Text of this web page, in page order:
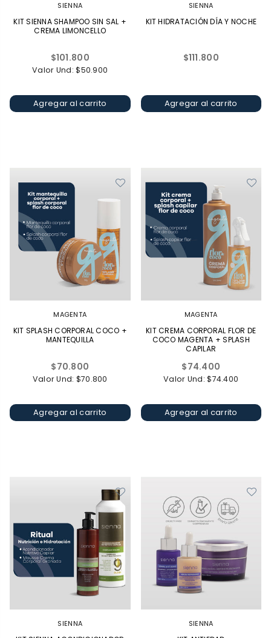
SIENNA
KIT SIENNA SHAMPOO SIN SAL +
CREMA LIMONCELLO
Precio
habitual
$101.800
Valor Und: $50.900
Agregar al carrito
SIENNA
KIT HIDRATACIÓN DÍA Y NOCHE
Precio
$111.800
Agregar al carrito
MAGENTA
KIT SPLASH CORPORAL COCO +
MANTEQUILLA
Precio
habitual
$70.800
Valor Und: $70.800
Agregar al carrito
MAGENTA
KIT CREMA CORPORAL FLOR DE
COCO MAGENTA + SPLASH
CAPILAR
Precio
habitual
$74.400
Valor Und: $74.400
Agregar al carrito
SIENNA SIENNA